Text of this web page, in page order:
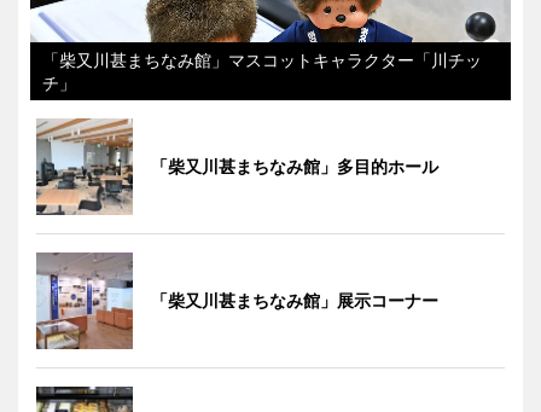
「柴又川甚まちなみ館」マスコットキャラクター「川チッ
チ」
「柴又川甚まちなみ館」多目的ホール
「柴又川甚まちなみ館」展示コーナー